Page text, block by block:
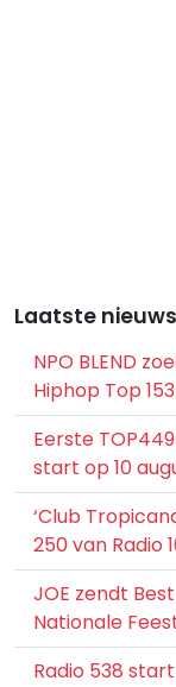
Laatste
NPO BLEND
Hiphop Top 153
Eerste
start op 10
‘Club
250 van Radio
JOE zendt
Nationale
Radio 538